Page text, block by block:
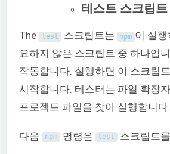
테스트 스크립트
The test 스크립트는 npm 이 실
요하지 않은 스크립트 중 하나입
작동합니다. 실행하면 이 스크립
시작합니다. 테스터는 파일 확장
프로젝트 파일을 찾아 실행합니다.
다음 npm 명령은 test 스크립트